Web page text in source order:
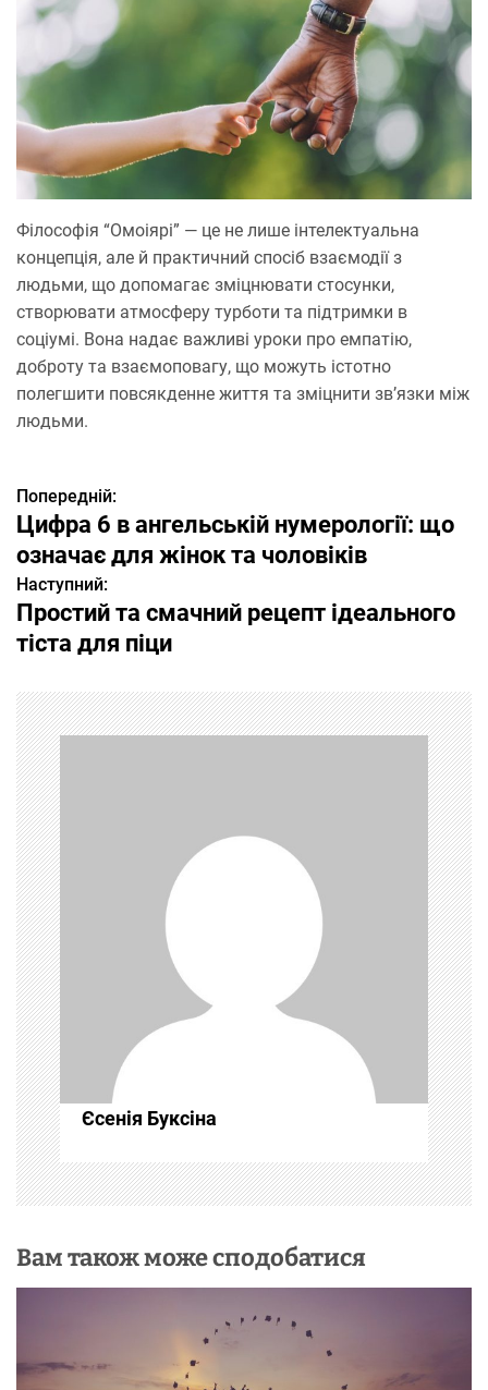
Філософія “Омоіярі” — це не лише інтелектуальна
концепція, але й практичний спосіб взаємодії з
людьми, що допомагає зміцнювати стосунки,
створювати атмосферу турботи та підтримки в
соціумі. Вона надає важливі уроки про емпатію,
доброту та взаємоповагу, що можуть істотно
полегшити повсякденне життя та зміцнити зв’язки між
людьми.
Н
а
в
і
г
а
ц
і
я
з
а
п
и
с
і
в
Попередній:
Цифра 6 в ангельській нумерології: що
означає для жінок та чоловіків
Наступний:
Простий та смачний рецепт ідеального
тіста для піци
Єсенія Буксіна
Вам також може сподобатися